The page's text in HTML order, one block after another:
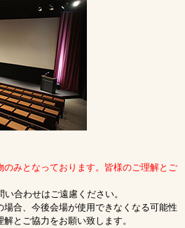
みとなっております。皆様のご理解とご
合わせはご遠慮ください。
合、今後会場が使用できなくなる可能性
とご協力をお願い致します。